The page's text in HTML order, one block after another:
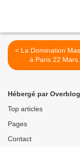
< La Domination Masculine
à Paris 22 Mars...
Hébergé par Overblog
Top articles
Pages
Contact